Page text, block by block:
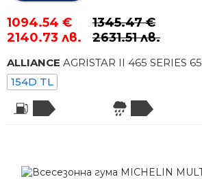
1094.54 €
2140.73 лв.
1345.47 €
2631.51 лв.
ALLIANCE AGRISTAR II 465 SERIES 65
154D TL